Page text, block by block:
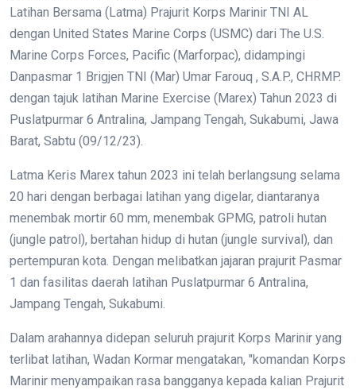
Latihan Bersama (Latma) Prajurit Korps Marinir TNI AL
dengan United States Marine Corps (USMC) dari The U.S.
Marine Corps Forces, Pacific (Marforpac), didampingi
Danpasmar 1 Brigjen TNI (Mar) Umar Farouq , S.A.P., CHRMP.
dengan tajuk latihan Marine Exercise (Marex) Tahun 2023 di
Puslatpurmar 6 Antralina, Jampang Tengah, Sukabumi, Jawa
Barat, Sabtu (09/12/23).
Latma Keris Marex tahun 2023 ini telah berlangsung selama
20 hari dengan berbagai latihan yang digelar, diantaranya
menembak mortir 60 mm, menembak GPMG, patroli hutan
(jungle patrol), bertahan hidup di hutan (jungle survival), dan
pertempuran kota. Dengan melibatkan jajaran prajurit Pasmar
1 dan fasilitas daerah latihan Puslatpurmar 6 Antralina,
Jampang Tengah, Sukabumi.
Dalam arahannya didepan seluruh prajurit Korps Marinir yang
terlibat latihan, Wadan Kormar mengatakan, "komandan Korps
Marinir menyampaikan rasa bangganya kepada kalian Prajurit